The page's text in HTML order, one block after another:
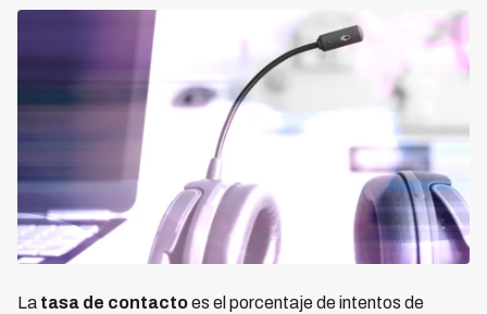
La tasa de contactoes el porcentaje de intentos de